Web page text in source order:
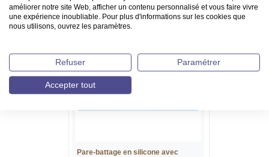
Pare-battage en silicone avec
améliorer notre site Web, afficher un contenu personnalisé et vous faire vivre
une expérience inoubliable. Pour plus d'informations sur les cookies que
nous utilisons, ouvrez les paramètres.
Refuser Paramétrer
Accepter tout